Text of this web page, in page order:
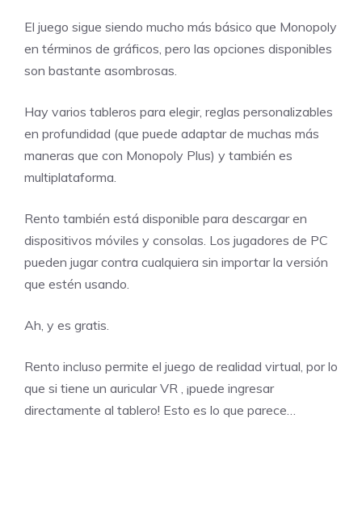
El juego sigue siendo mucho más básico que Monopoly
en términos de gráficos, pero las opciones disponibles
son bastante asombrosas.
Hay varios tableros para elegir, reglas personalizables
en profundidad (que puede adaptar de muchas más
maneras que con Monopoly Plus) y también es
multiplataforma.
Rento también está disponible para descargar en
dispositivos móviles y consolas. Los jugadores de PC
pueden jugar contra cualquiera sin importar la versión
que estén usando.
Ah, y es gratis.
Rento incluso permite el juego de realidad virtual, por lo
que si tiene un auricular VR , ¡puede ingresar
directamente al tablero! Esto es lo que parece…